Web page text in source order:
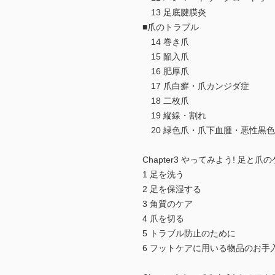
13 足底腱膜炎
■爪のトラブル
14 巻き爪
15 陥入爪
16 肥厚爪
17 爪白癬・爪カンジダ症
18 二枚爪
19 縦線・割れ
20 緑色爪・爪下血腫・悪性黒
Chapter3 やってみよう! 足と爪の
1 足を洗う
2 足を保湿する
3 角質のケア
4 爪を切る
5 トラブル防止のために
6 フットケアに用いる物品のお手